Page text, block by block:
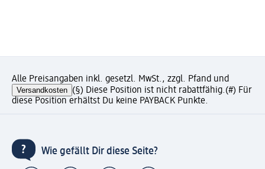
Alle Preisangaben inkl. gesetzl. MwSt., zzgl. Pfand und
Versandkosten (§) Diese Position ist nicht rabattfähig.(#) Für
diese Position erhältst Du keine PAYBACK Punkte.
Wie gefällt Dir diese Seite?